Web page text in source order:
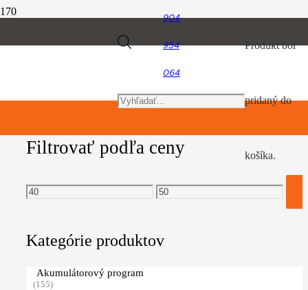
904
954
064
Products
search
Produktbol
pridaný do
košíka.
štiepkovaci nôž
Filtrovať podľa ceny
cena
cena
Kategórie produktov
Akumulátorový program
(155)